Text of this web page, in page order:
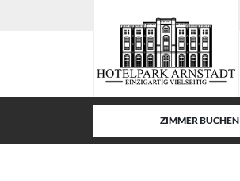
ZIMMER BUCHEN